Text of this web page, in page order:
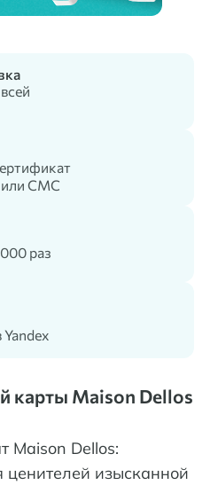
или СМС
раз
карты Maison Dellos
Maison Dellos:
изысканной